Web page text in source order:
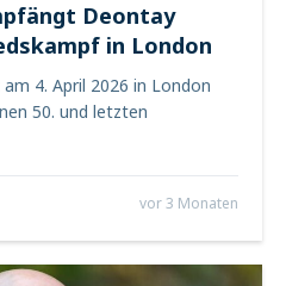
Deontay
in London
4. April 2026 in London
50. und letzten
vor 3 Monaten